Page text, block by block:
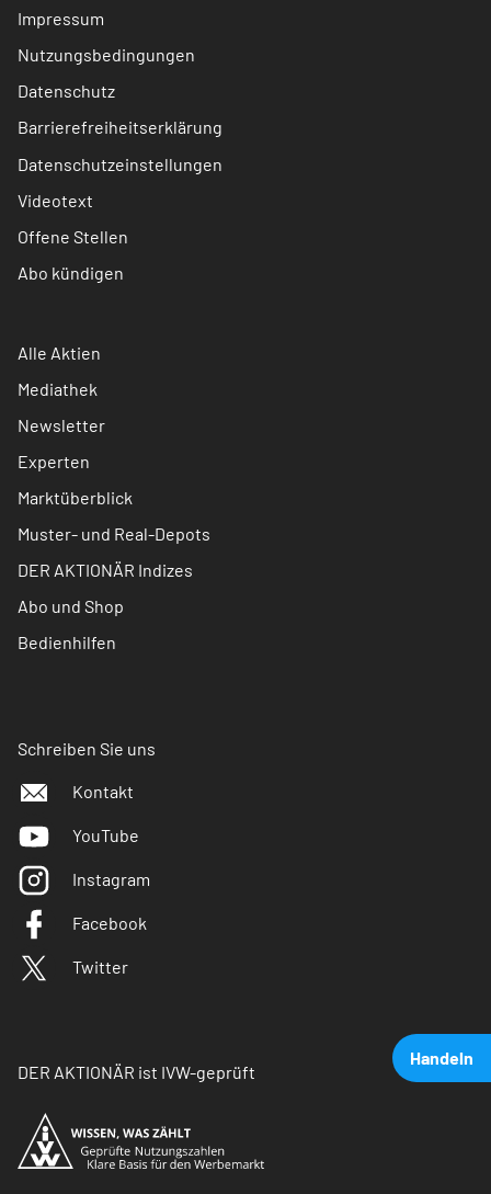
Handeln
Impressum
Nutzungsbedingungen
Datenschutz
Barrierefreiheitserklärung
Datenschutzeinstellungen
Videotext
Offene Stellen
Abo kündigen
Alle Aktien
Mediathek
Newsletter
Experten
Marktüberblick
Muster- und Real-Depots
DER AKTIONÄR Indizes
Abo und Shop
Bedienhilfen
Schreiben Sie uns
Kontakt
YouTube
Instagram
Facebook
Twitter
DER AKTIONÄR ist IVW-geprüft